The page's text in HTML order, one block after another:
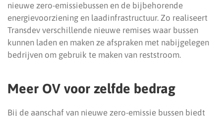
nieuwe zero-emissiebussen en de bijbehorende
energievoorziening en laadinfrastructuur. Zo realiseert
Transdev verschillende nieuwe remises waar bussen
kunnen laden en maken ze afspraken met nabijgelegen
bedrijven om gebruik te maken van reststroom.
Meer OV voor zelfde bedrag
Bij de aanschaf van nieuwe zero-emissie bussen biedt